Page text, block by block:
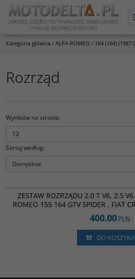
Kategoria główna / ALFA ROMEO / 164 (164)
Rozrząd
Wyników na stronie:
Sortuj według:
ZESTAW ROZRZĄDU 2.0 T V6, 2.5
ROMEO 155 164 GTV SPIDER , FIAT
400.00PLN
DO KOSZYKA